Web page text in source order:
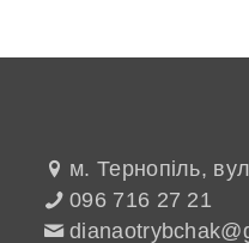
м. Тернопіль,
096 716 27 21